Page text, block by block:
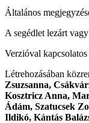
Általános
A segédlet lezárt
Verzióval
Létrehozásában
Zsuzsanna,
Kosztricz Anna,
Ádám, Szatucsek
Ildikó, Kántás